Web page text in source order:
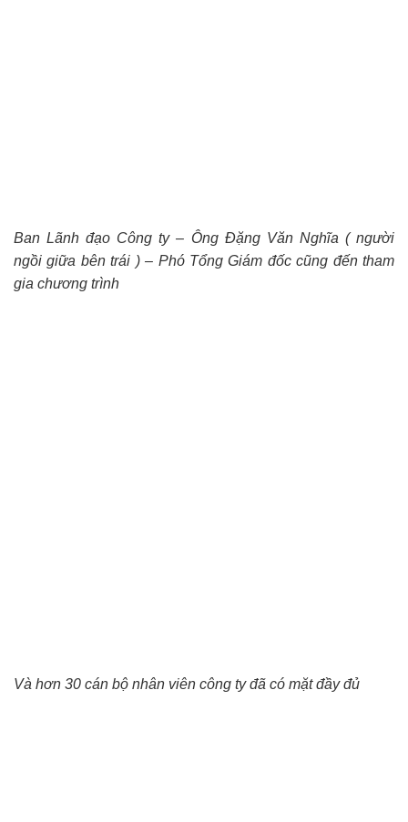
Ban Lãnh đạo Công ty – Ông Đặng Văn Nghĩa ( người
ngồi giữa bên trái ) – Phó Tổng Giám đốc cũng đến tham
gia chương trình
Và hơn 30 cán bộ nhân viên công ty đã có mặt đầy đủ